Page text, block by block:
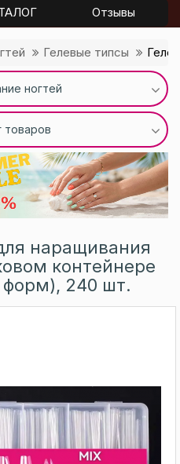
Отзывы
Гелевые типсы
ногтей
товаров
наращивания
контейнере
форм), 240 шт.